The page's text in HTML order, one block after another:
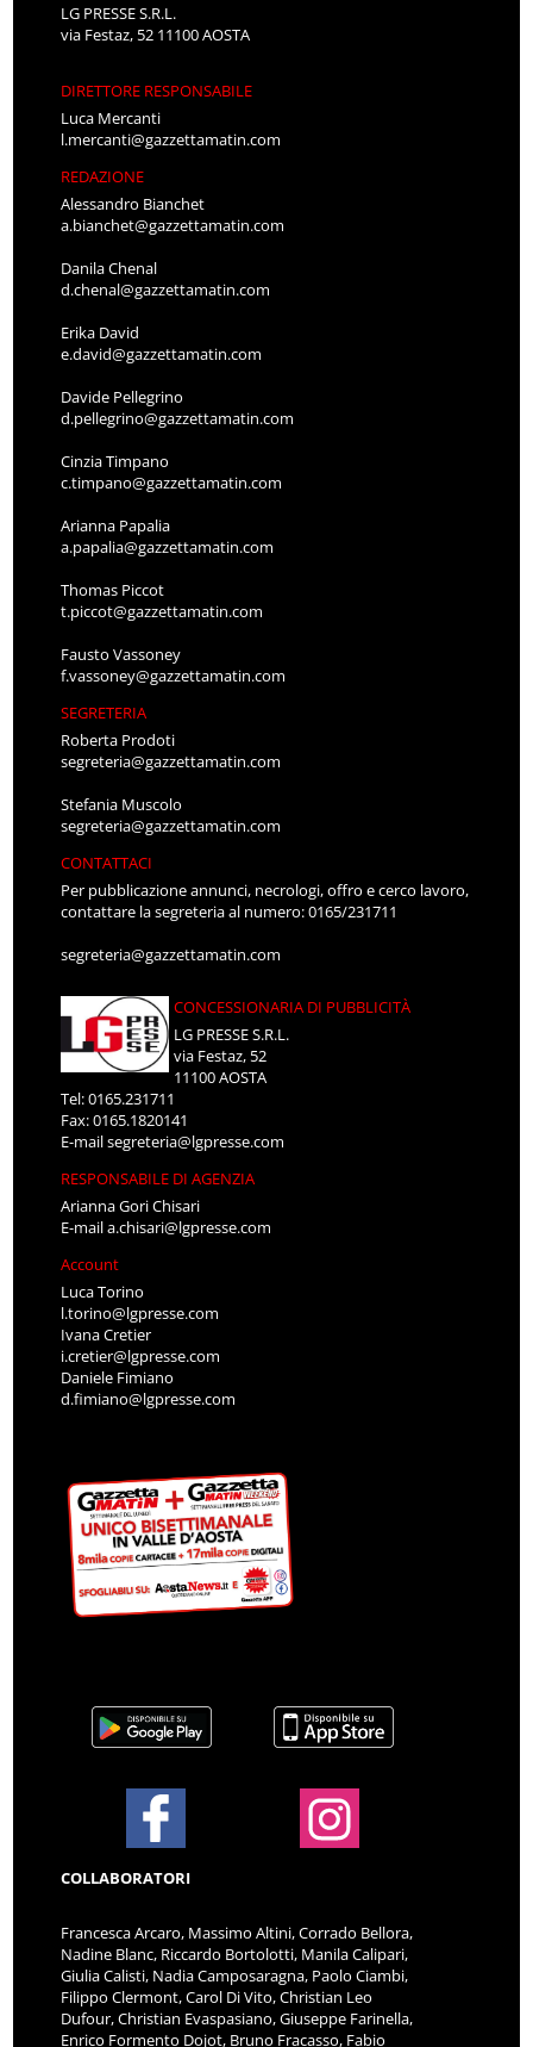
LG PRESSE S.R.L.
via Festaz, 52 11100 AOSTA
DIRETTORE RESPONSABILE
Luca Mercanti
l.mercanti@gazzettamatin.com
REDAZIONE
Alessandro Bianchet
a.bianchet@gazzettamatin.com
Danila Chenal
d.chenal@gazzettamatin.com
Erika David
e.david@gazzettamatin.com
Davide Pellegrino
d.pellegrino@gazzettamatin.com
Cinzia Timpano
c.timpano@gazzettamatin.com
Arianna Papalia
a.papalia@gazzettamatin.com
Thomas Piccot
t.piccot@gazzettamatin.com
Fausto Vassoney
f.vassoney@gazzettamatin.com
SEGRETERIA
Roberta Prodoti
segreteria@gazzettamatin.com
Stefania Muscolo
segreteria@gazzettamatin.com
CONTATTACI
Per pubblicazione annunci, necrologi, offro e cerco lavoro,
contattare la segreteria al numero: 0165/231711
segreteria@gazzettamatin.com
CONCESSIONARIA DI PUBBLICITÀ
LG PRESSE S.R.L.
via Festaz, 52
11100 AOSTA
Tel: 0165.231711
Fax: 0165.1820141
E-mailsegreteria@lgpresse.com
RESPONSABILE DI AGENZIA
Arianna Gori Chisari
E-maila.chisari@lgpresse.com
Account
Luca Torino
l.torino@lgpresse.com
Ivana Cretier
i.cretier@lgpresse.com
Daniele Fimiano
d.fimiano@lgpresse.com
COLLABORATORI
Francesca Arcaro, Massimo Altini, Corrado Bellora,
Nadine Blanc, Riccardo Bortolotti, Manila Calipari,
Giulia Calisti, Nadia Camposaragna, Paolo Ciambi,
Filippo Clermont, Carol Di Vito, Christian Leo
Dufour, Christian Evaspasiano, Giuseppe Farinella,
Enrico Formento Dojot, Bruno Fracasso, Fabio